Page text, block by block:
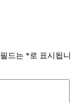
드는 *로 표시됩니